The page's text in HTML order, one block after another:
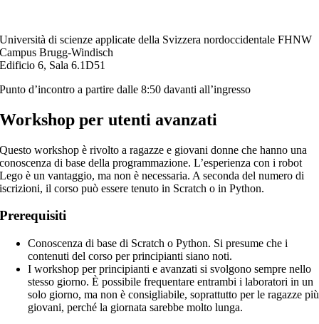
Università di scienze applicate della Svizzera nordoccidentale FHNW
Campus Brugg-Windisch
Edificio 6, Sala 6.1D51
Punto d’incontro a partire dalle 8:50 davanti all’ingresso
Workshop per utenti avanzati
Questo workshop è rivolto a ragazze e giovani donne che hanno una
conoscenza di base della programmazione. L’esperienza con i robot
Lego è un vantaggio, ma non è necessaria. A seconda del numero di
iscrizioni, il corso può essere tenuto in Scratch o in Python.
Prerequisiti
Conoscenza di base di Scratch o Python. Si presume che i
contenuti del corso per principianti siano noti.
I workshop per principianti e avanzati si svolgono sempre nello
stesso giorno. È possibile frequentare entrambi i laboratori in un
solo giorno, ma non è consigliabile, soprattutto per le ragazze più
giovani, perché la giornata sarebbe molto lunga.